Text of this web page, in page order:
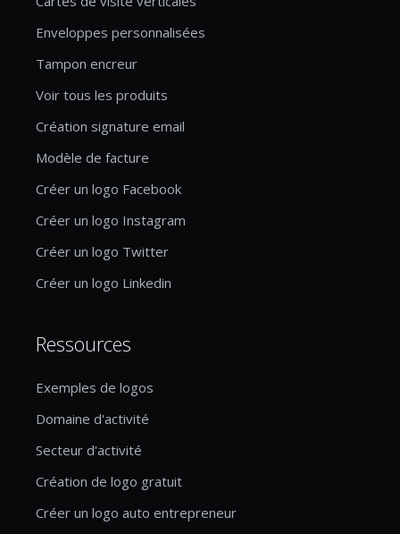
Enveloppes personnalisées
Tampon encreur
Voir tous les produits
Création signature email
Modèle de facture
Créer un logo Facebook
Créer un logo Instagram
Créer un logo Twitter
Créer un logo Linkedin
Ressources
Exemples de logos
Domaine d'activité
Secteur d'activité
Création de logo gratuit
Créer un logo auto entrepreneur